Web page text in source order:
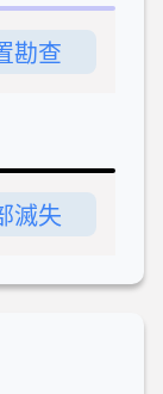
勘查
滅失